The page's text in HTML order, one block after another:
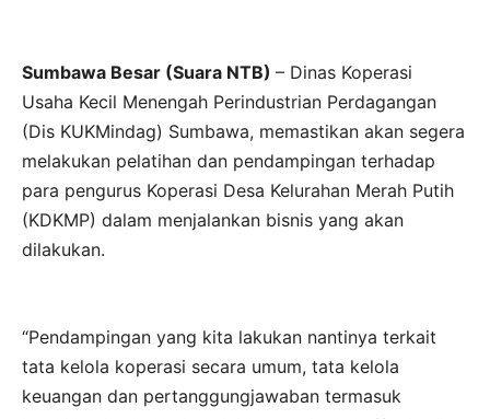
Sumbawa Besar (Suara NTB) – Dinas Koperasi
Usaha Kecil Menengah Perindustrian Perdagangan
(Dis KUKMindag) Sumbawa, memastikan akan segera
melakukan pelatihan dan pendampingan terhadap
para pengurus Koperasi Desa Kelurahan Merah Putih
(KDKMP) dalam menjalankan bisnis yang akan
dilakukan.
“Pendampingan yang kita lakukan nantinya terkait
tata kelola koperasi secara umum, tata kelola
keuangan dan pertanggungjawaban termasuk